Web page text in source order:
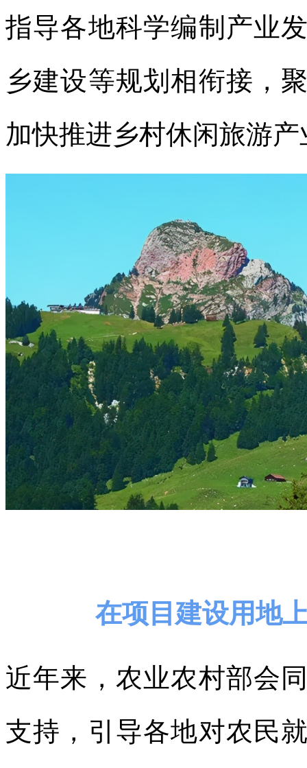
指导各地科学编制产业
乡建设等规划相衔接，
加快推进乡村休闲旅游
在项目建设用地
近年来，农业农村部会
支持，引导各地对农民